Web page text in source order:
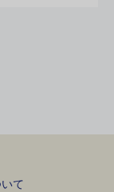
て